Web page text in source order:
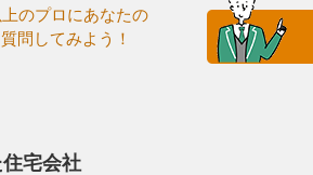
のプロにあなたの
問してみよう！
宅会社